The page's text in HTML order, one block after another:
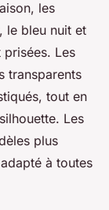
les
le bleu nuit et
Les
transparents
tout en
Les
plus
à toutes